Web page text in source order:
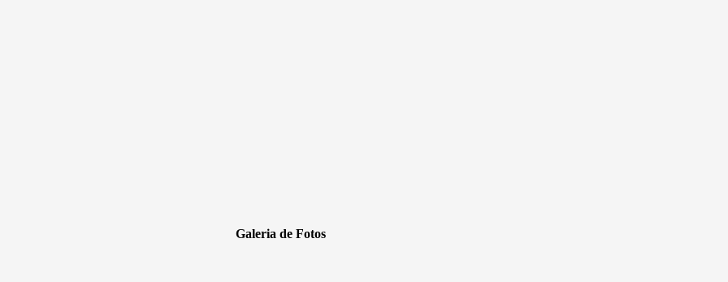
Galeria de Fotos